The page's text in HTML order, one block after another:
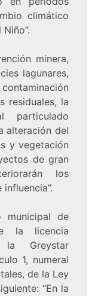
climático
minera,
lagunares,
residuales, la
particulado
alteración del
y vegetación
de gran
los
municipal de
la licencia
la Greystar
1, numeral
de la Ley
“En la